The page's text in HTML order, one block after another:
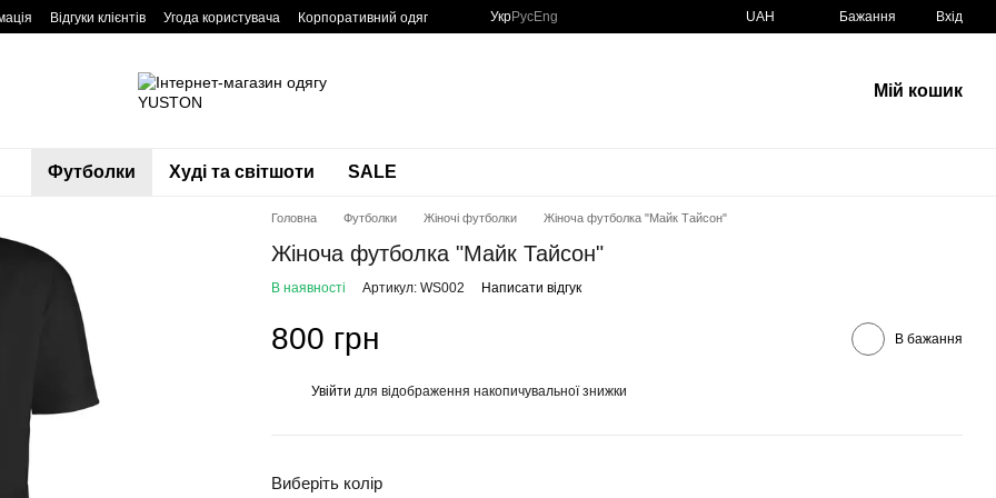
Відгуки клієнтів Угода користувача Корпоративний одяг УкрРусEng UAH Бажання Вхід
Мій кошик
Футболки Худі та світшоти SALE
Головна Футболки Жіночі футболки Жіноча футболка "Майк Тайсон"
Жіноча футболка "Майк Тайсон"
В наявності Артикул: WS002 Написати відгук
800 грн В бажання
Увійти для відображення накопичувальної знижки
Виберіть колір